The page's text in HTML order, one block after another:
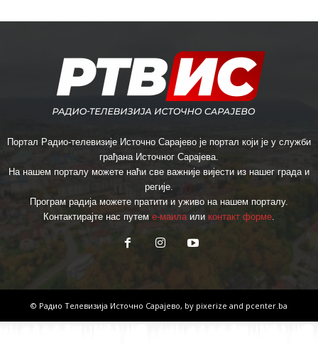
Портал Радио-телевизије Источно Сарајево је портал који је у служби
грађана Источног Сарајева.
На нашем порталу можете наћи све важније вијести из нашег града и
регије.
Програм радија можете пратити и уживо на нашем порталу.
Контактирајте нас путем е-маилаили контакт форме.
© Радио Телевизија Источно Сарајево, by pixerize and pcenter.ba